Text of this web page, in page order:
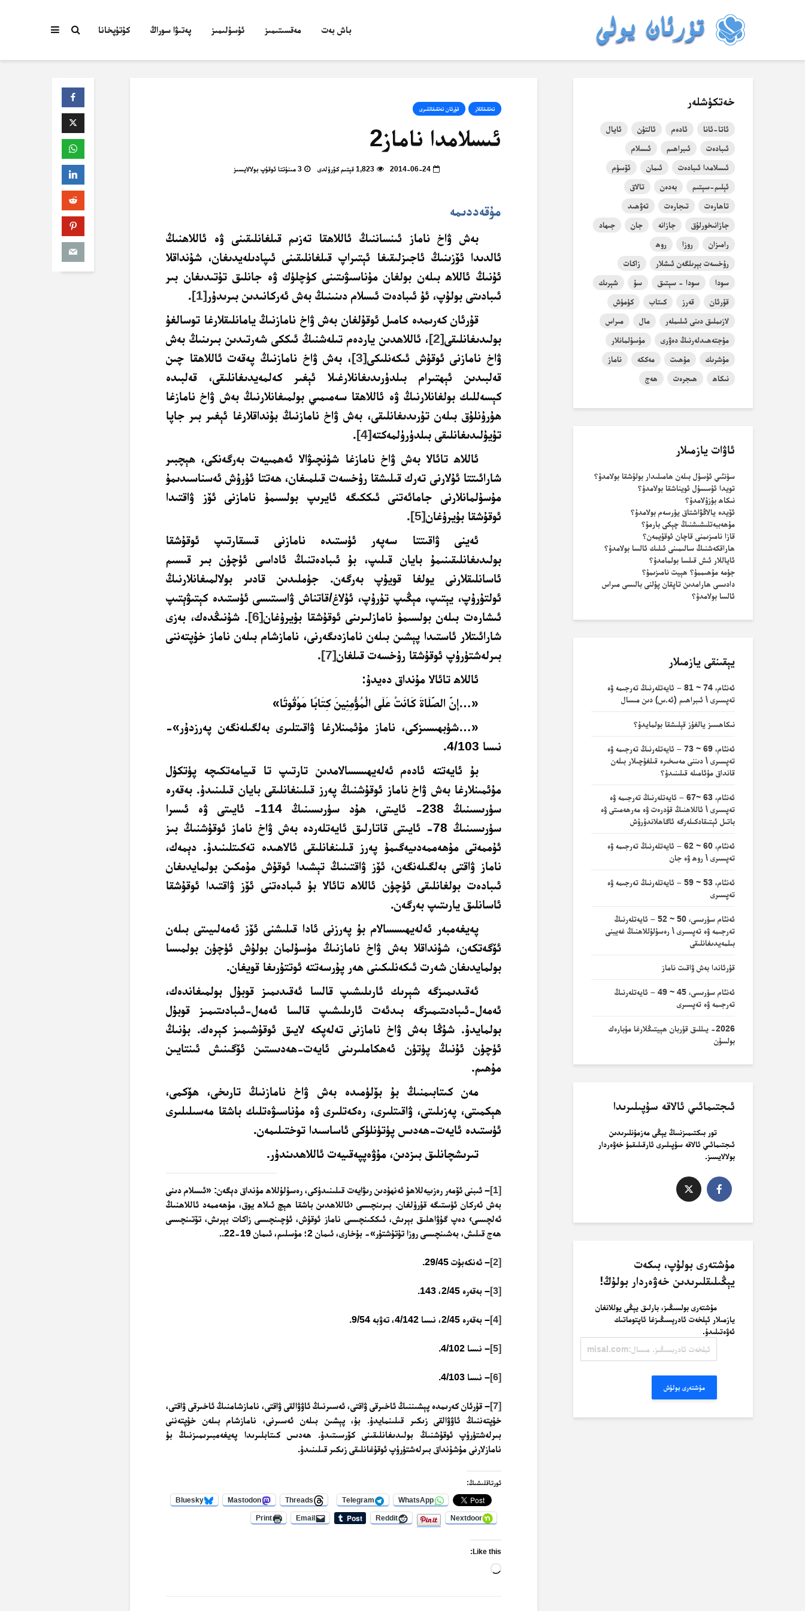
باش بەت مەقسىتىمىز ئۇسۇلىمىز پەتىۋا سوراڭ كۇتۇپخانا
تەتقىقاتلار قۇرئان تەتقىقاتلىرى
ئىسلامدا ناماز2
2014-06-24 1,823 قېتىم كۆرۈلدى 3 مىنۇتتا ئوقۇپ بولالايسىز
مۇقەددىمە
بەش ۋاخ ناماز ئىنساننىڭ ئاللاھقا تەزىم قىلغانلىقىنى ۋە ئاللاھنىڭ
ئالدىدا ئۆزىنىڭ ئاجىزلىقىغا ئېتىراپ قىلغانلىقىنى ئىپادىلەيدىغان، شۇنداقلا
ئۇنىڭ ئاللاھ بىلەن بولغان مۇناسىۋىتىنى كۈچلۈك ۋە جانلىق تۇتىدىغان بىر
ئىبادىتى بولۇپ، ئۇ ئىبادەت ئىسلام دىنىنىڭ بەش ئەركانىدىن بىرىدۇر[1]
.
قۇرئان كەرىمدە كامىل ئوقۇلغان بەش ۋاخ نامازنىڭ يامانلىقلارغا توسالغۇ
بولىدىغانلىقى[2]، ئاللاھدىن ياردەم تىلەشنىڭ ئىككى شەرتىدىن بىرىنىڭ بەش
ۋاخ نامازنى ئوقۇش ئىكەنلىكى[3]، بەش ۋاخ نامازنىڭ پەقەت ئاللاھقا چىن
قەلبىدىن ئېھتىرام بىلدۈرىدىغانلارغىلا ئېغىر كەلمەيدىغانلىقى، قەلبىدە
كېسەللىك بولغانلارنىڭ ۋە ئاللاھقا سەمىمىي بولمىغانلارنىڭ بەش ۋاخ نامازغا
ھۇرۇنلۇق بىلەن تۇرىدىغانلىقى، بەش ۋاخ نامازنىڭ بۇنداقلارغا ئېغىر بىر جاپا
تۇيۇلىدىغانلىقى بىلدۈرۈلمەكتە[4]
.
ئاللاھ تائالا بەش ۋاخ نامازغا شۇنچىۋالا ئەھمىيەت بەرگەنكى، ھېچبىر
شارائىتتا ئۇلارنى تەرك قىلىشقا رۇخسەت قىلمىغان، ھەتتا ئۇرۇش ئەسناسىدىمۇ
مۇسۇلمانلارنى جامائەتنى ئىككىگە ئايرىپ بولسىمۇ نامازنى ئۆز ۋاقتىدا
ئوقۇشقا بۇيرۇغان[5]
.
ئەينى ۋاقىتتا سەپەر ئۈستىدە نامازنى قىسقارتىپ ئوقۇشقا
بولىدىغانلىقىنىمۇ بايان قىلىپ، بۇ ئىبادەتنىڭ ئاداسى ئۈچۈن بىر قىسىم
ئاسانلىقلارنى يولغا قويۇپ بەرگەن. جۈملىدىن قادىر بولالمىغانلارنىڭ
ئولتۇرۇپ، يېتىپ، مېڭىپ تۇرۇپ، ئۇلاغ/قاتناش ۋاسىتىسى ئۈستىدە كېتىۋېتىپ
ئىشارەت بىلەن بولسىمۇ نامازلىرىنى ئوقۇشقا بۇيرۇغان[6]. شۇنىڭدەك، بەزى
شارائىتلار ئاستىدا پېشىن بىلەن نامازدىگەرنى، نامازشام بىلەن ناماز خۇپتەننى
بىرلەشتۈرۈپ ئوقۇشقا رۇخسەت قىلغان[7]
.
ئاللاھ تائالا مۇنداق دەيدۇ:
«…إِنَّ الصَّلَاةَ كَانَتْ عَلَى الْمُؤْمِنِينَ كِتَابًا مَوْقُوتًا»
«…شۈبھىسىزكى، ناماز مۇئمىنلارغا ۋاقىتلىرى بەلگىلەنگەن پەرزدۇر»-
نىسا 4/103.
بۇ ئايەتتە ئادەم ئەلەيھىسسالامدىن تارتىپ تا قىيامەتكىچە پۈتكۈل
مۇئمىنلارغا بەش ۋاخ ناماز ئوقۇشنىڭ پەرز قىلىنغانلىقى بايان قىلىنىدۇ. بەقەرە
سۈرىسىنىڭ 238- ئايىتى، ھۇد سۈرىسىنىڭ 114- ئايىتى ۋە ئىسرا
سۈرىسىنىڭ 78- ئايىتى قاتارلىق ئايەتلەردە بەش ۋاخ ناماز ئوقۇشنىڭ بىز
ئۇممەتى مۇھەممەدىيەگىمۇ پەرز قىلىنغانلىقى ئالاھىدە تەكىتلىنىدۇ. دېمەك،
ناماز ۋاقتى بەلگىلەنگەن، ئۆز ۋاقتىنىڭ تېشىدا ئوقۇش مۇمكىن بولمايدىغان
ئىبادەت بولغانلىقى ئۈچۈن ئاللاھ تائالا بۇ ئىبادەتنى ئۆز ۋاقتىدا ئوقۇشقا
ئاسانلىق يارىتىپ بەرگەن.
پەيغەمبەر ئەلەيھىسسالام بۇ پەرزنى ئادا قىلىشنى ئۆز ئەمەلىيىتى بىلەن
ئۆگەتكەن، شۇنداقلا بەش ۋاخ نامازنىڭ مۇسۇلمان بولۇش ئۈچۈن بولمىسا
بولمايدىغان شەرت ئىكەنلىكىنى ھەر پۇرسەتتە ئوتتۇرىغا قويغان.
ئەقىدىمىزگە شېرىك ئارىلىشىپ قالسا ئەقىدىمىز قوبۇل بولمىغاندەك،
ئەمەل-ئىبادىتىمىزگە بىدئەت ئارىلىشىپ قالسا ئەمەل-ئىبادىتىمىز قوبۇل
بولمايدۇ. شۇڭا بەش ۋاخ نامازنى تەلەپكە لايىق ئوقۇشىمىز كېرەك. بۇنىڭ
ئۈچۈن ئۇنىڭ پۈتۈن ئەھكاملىرىنى ئايەت-ھەدىستىن ئۆگىنىش ئىنتايىن
مۇھىم.
مەن كىتابىمنىڭ بۇ بۆلۈمىدە بەش ۋاخ نامازنىڭ تارىخى، ھۆكمى،
ھېكمىتى، پەزىلىتى، ۋاقىتلىرى، رەكەتلىرى ۋە مۇناسىۋەتلىك باشقا مەسىلىلىرى
ئۈستىدە ئايەت-ھەدىس پۈتۈنلۈكى ئاساسىدا توختىلىمەن.
تىرىشچانلىق بىزدىن، مۇۋەپپەقىيەت ئاللاھدىندۇر.
[1]– ئىبنى ئۆمەر رەزىيەللاھۇ ئەنھۇدىن رىۋايەت قىلىنىدۇكى، رەسۇلۇللاھ مۇنداق دېگەن: «ئىسلام دىنى
بەش ئەركان ئۈستىگە قۇرۇلغان. بىرىنچىسى ‹ئاللاھدىن باشقا ھېچ ئىلاھ يوق، مۇھەممەد ئاللاھنىڭ
ئەلچىسى› دەپ گۇۋاھلىق بېرىش، ئىككىنچىسى ناماز ئوقۇش، ئۈچىنچىسى زاكات بېرىش، تۆتىنچىسى
ھەج قىلىش، بەشىنچىسى روزا تۇتۇشتۇر»- بۇخارى، ئىمان 2؛ مۇسلىم، ئىمان 19-22..
[2]– ئەنكەبۇت 29/45.
[3]– بەقەرە 2/45، 143.
[4]– بەقەرە 2/45، نىسا 4/142، تەۋبە 9/54.
[5]– نىسا 4/102.
[6]– نىسا 4/103.
[7]– قۇرئان كەرىمدە پېشىننىڭ ئاخىرقى ۋاقتى، ئەسىرنىڭ ئاۋۋالقى ۋاقتى، نامازشامنىڭ ئاخىرقى ۋاقتى،
خۇپتەننىڭ ئاۋۋالقى زىكىر قىلىنمايدۇ. بۇ، پېشىن بىلەن ئەسىرنى، نامازشام بىلەن خۇپتەننى
بىرلەشتۈرۈپ ئوقۇشنىڭ بولىدىغانلىقىنى كۆرسىتىدۇ. ھەدىس كىتابلىرىدا پەيغەمبىرىمىزنىڭ بۇ
نامازلارنى مۇشۇنداق بىرلەشتۈرۈپ ئوقۇغانلىقى زىكىر قىلىنىدۇ.
ئورتاقلىشىڭ:
WhatsApp
Telegram
Threads
Mastodon
Bluesky
Nextdoor
Reddit
Email
Print
Like this:
Loading…
خەتكۈشلەر
ئاتا-ئانا ئادەم ئالتۇن
ئايال
ئىبادەت
ئىبراھىم
ئىسلام
ئىسلامدا ئىبادەت
ئىمان
ئۆسۈم
ئېلىم-سېتىم
بەدەن
تالاق
تاھارەت
تىجارەت
تەۋھىد
جازانىخورلۇق
جازانە جان
جىھاد
رامىزان
روزا
روھ
رۇخسەت بېرىلگەن ئىشلار
زاكات
سودا
سودا - سېتىق سۇ
شېرىك
قۇرئان
قەرز كىتاب
كۈمۈش
لازىملىق دىنى ئىلىملەر
مال
مىراس
مۇجتەھىدلەرنىڭ دەۋرى
مۇسۇلمانلار
مۇشرىك
مۇھىت مەككە
ناماز
نىكاھ
ھىجرەت ھەج
ئاۋات يازمىلار
سۈنئىي ئۇسۇل بىلەن ھامىلىدار بولۇشقا بولامدۇ؟
تويدا ئۇسسۇل ئويناشقا بولامدۇ؟
نىكاھ بۇزۇلامدۇ؟
ئۆيدە يالاڭۋاشتاق يۈرسەم بولامدۇ؟
مۇھەببەتلىشىشنىڭ چېكى بارمۇ؟
قازا نامىزىمنى قاچان ئوقۇيمەن؟
ھاراقكەشنىڭ سالىمىنى ئىلىك ئالسا بولامدۇ؟
ئاياللار ئىش قىلسا بولمامدۇ؟
جۈمە مۇھىممۇ؟ ھېيت نامىزىمۇ؟
دادىسى ھارامدىن تاپقان پۇلنى بالىسى مىراس
ئالسا بولامدۇ؟
يېقىنقى يازمىلار
ئەنئام، 74 ~ 81 – ئايەتلەرنىڭ تەرجىمە ۋە
تەپسىرى \ ئىبراھىم (ئە.س) دىن مىسال
نىكاھسىز يالغۇز قېلىشقا بولمايدۇ؟
ئەنئام، 69 ~ 73 – ئايەتلەرنىڭ تەرجىمە ۋە
تەپسىرى \ دىننى مەسخىرە قىلغۇچىلار بىلەن
قانداق مۇئامىلە قىلىنىدۇ؟
ئەنئام، 63 ~67 – ئايەتلەرنىڭ تەرجىمە ۋە
تەپسىرى \ ئاللاھنىڭ قۇدرەت ۋە مەرھەمىتى ۋە
باتىل ئېتىقادكىلەرگە ئاگاھلاندۇرۇش
ئەنئام، 60 ~ 62 – ئايەتلەرنىڭ تەرجىمە ۋە
تەپسىرى \ روھ ۋە جان
ئەنئام، 53 ~ 59 – ئايەتلەرنىڭ تەرجىمە ۋە
تەپسىرى
ئەنئام سۈرىسى، 50 ~ 52 – ئايەتلەرنىڭ
تەرجىمە ۋە تەپسىرى \ رەسۇلۇللاھنىڭ غەيبنى
بىلمەيدىغانلىقى
قۇرئاندا بەش ۋاقىت ناماز
ئەنئام سۈرىسى، 45 ~ 49 – ئايەتلەرنىڭ
تەرجىمە ۋە تەپسىرى
2026- يىللىق قۇربان ھېيتىڭلارغا مۇبارەك
بولسۇن
ئىجتىمائىي ئالاقە سۇپىلىرىدا
تور بىكتىمىزنىىڭ يېڭى مەزمۇنلىرىدىن
ئىجتىمائىي ئالاقە سۇپىلىرى ئارقىلىقمۇ خەۋەردار
بولالايسىز.
مۇشتەرى بولۇپ، بىكەت
يېڭىلىقلىرىدىن خەۋەردار بولۇڭ!
مۇشتەرى بولسىڭىز، بارلىق يېڭى يوللانغان
يازمىلار ئېلخەت ئادرېسىڭىزغا ئاپتوماتىك
ئەۋەتىلىدۇ.
ئادرېسىڭىز.
مۇشتەرى بولۇش